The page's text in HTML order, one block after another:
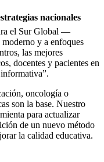
nacionales
el Sur Global —
y a enfoques
las mejores
docentes y pacientes en
oncología o
son la base. Nuestro
para actualizar
de un nuevo método
la calidad educativa.